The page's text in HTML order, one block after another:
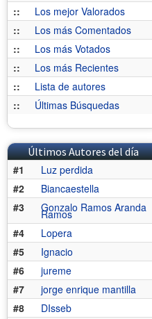
::
Los mejor Valorados
::
Los más Comentados
::
Los más Votados
::
Los más Recientes
::
Lista de autores
::
Últimas Búsquedas
Últimos Autores del día
#1
Luz perdida
#2
Biancaestella
#3
Gonzalo Ramos Aranda
Ramos
#4
Lopera
#5
Ignacio
#6
jureme
#7
jorge enrique mantilla
#8
DIsseb